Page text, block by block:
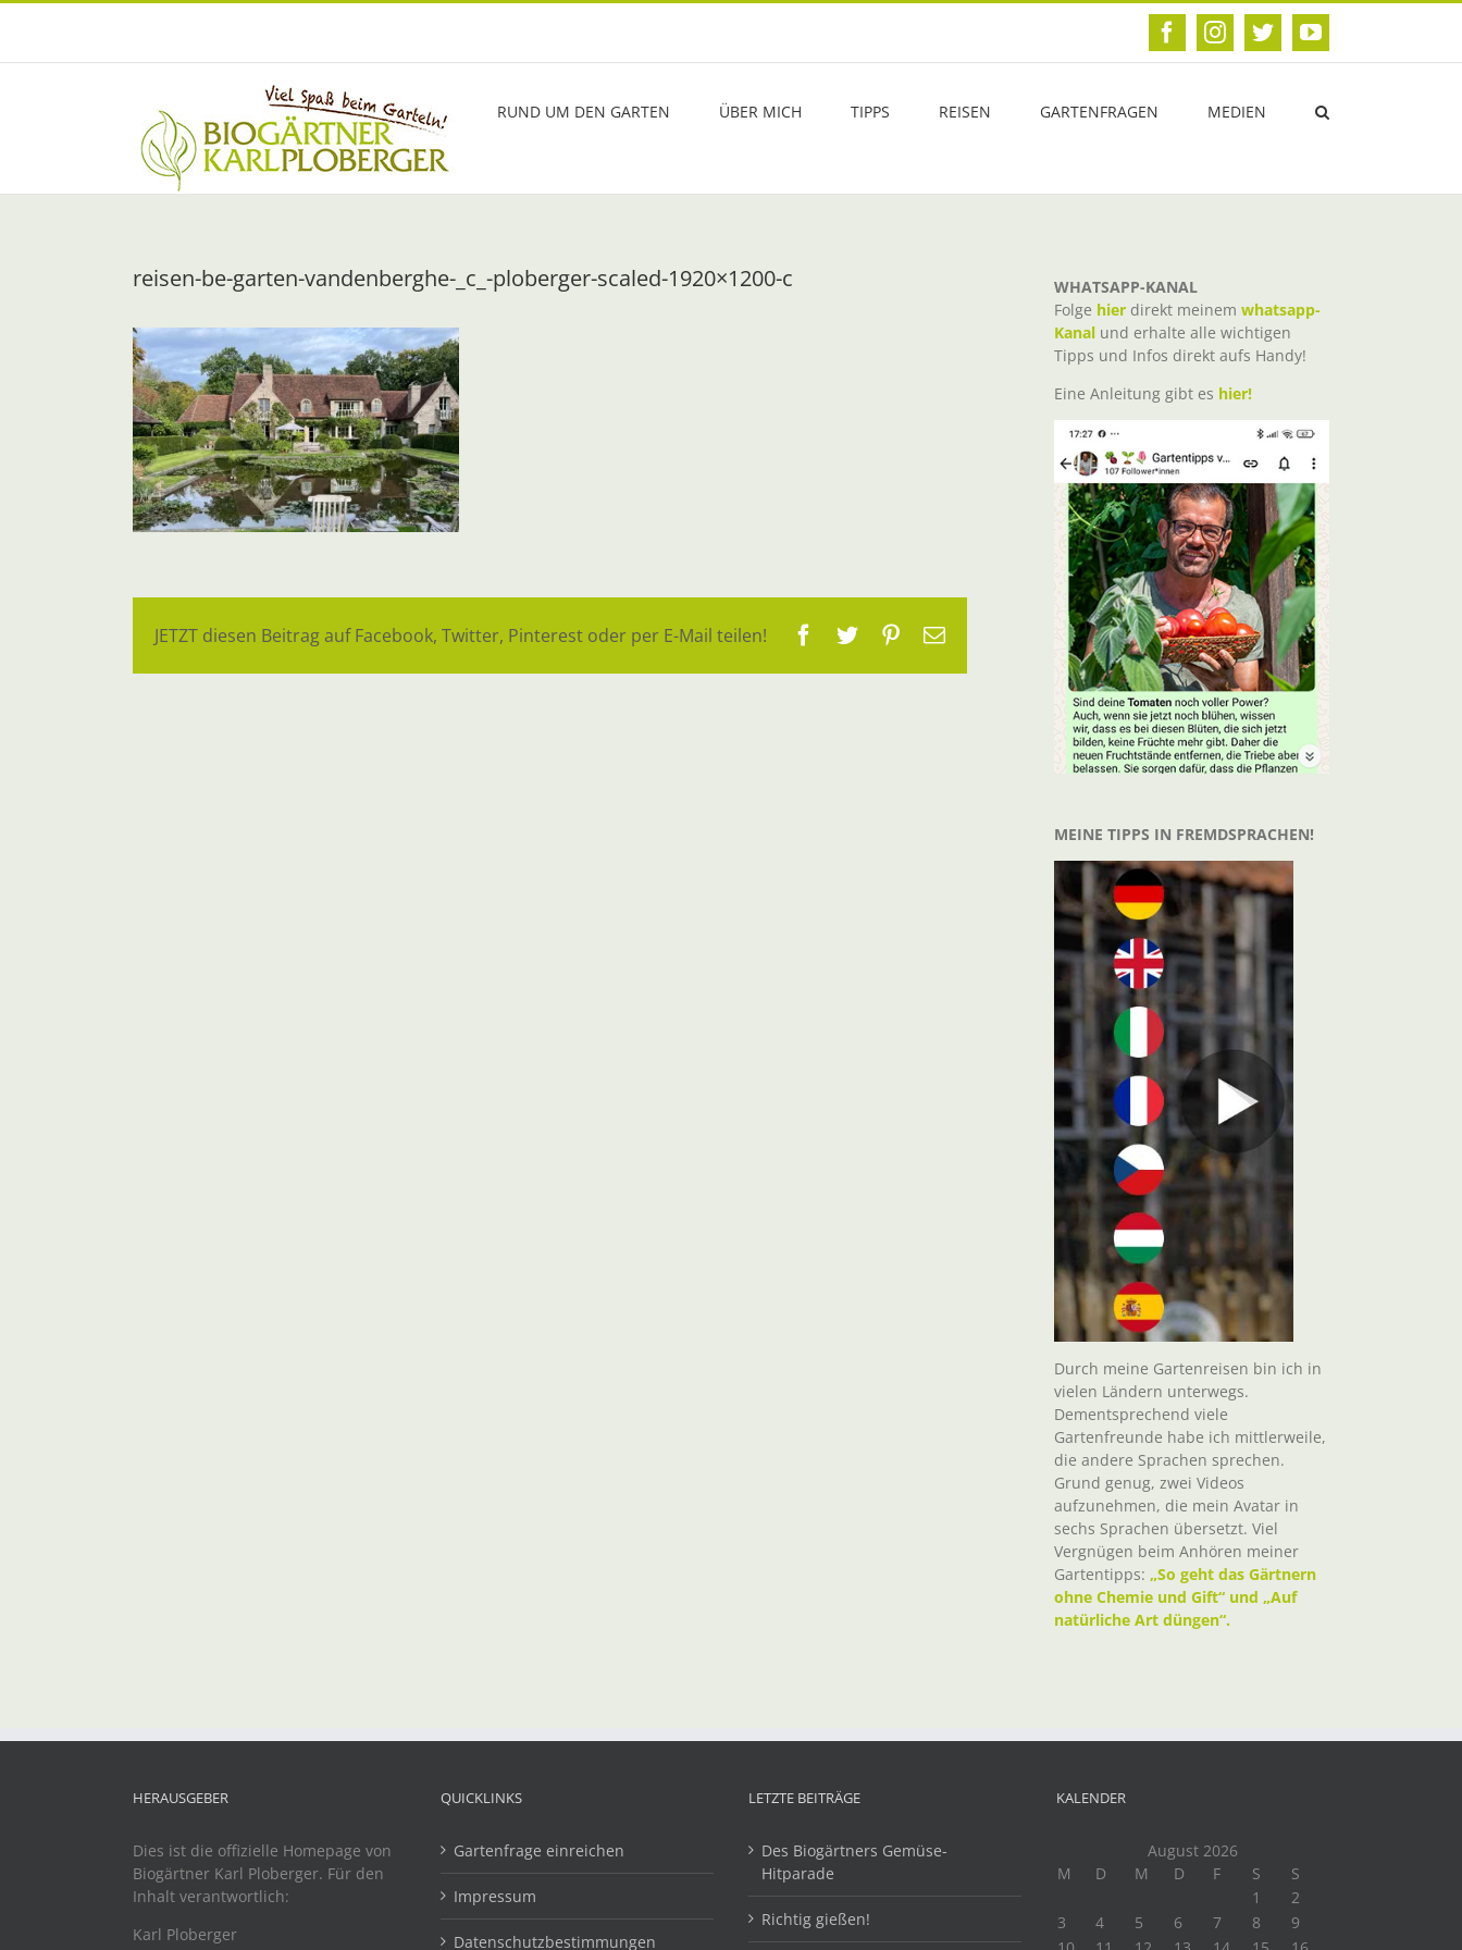
Zum
FacebookInstagram
TwitterYouTube
RUND UM DEN GARTEN ÜBER MICH TIPPS REISEN GARTENFRAGEN MEDIEN
reisen-be-garten-vandenberghe-_c_-ploberger-scaled-1920×1200-c
JETZT diesen Beitrag auf Facebook, Twitter, Pinterest oder per E-Mail teilen! Facebook
TwitterPinterest
E-
WHATSAPP-KANAL
Folge hier direkt meinem whatsapp-
Kanal und erhalte alle wichtigen
Tipps und Infos direkt aufs Handy!
Eine Anleitung gibt es hier!
MEINE TIPPS IN FREMDSPRACHEN!
Durch meine Gartenreisen bin ich in
vielen Ländern unterwegs.
Dementsprechend viele
Gartenfreunde habe ich mittlerweile,
die andere Sprachen sprechen.
Grund genug, zwei Videos
aufzunehmen, die mein Avatar in
sechs Sprachen übersetzt. Viel
Vergnügen beim Anhören meiner
Gartentipps: „So geht das Gärtnern
ohne Chemie und Gift“ und „Auf
natürliche Art düngen“.
HERAUSGEBER
Dies ist die offizielle Homepage von
Biogärtner Karl Ploberger. Für den
Inhalt verantwortlich:
Karl Ploberger
QUICKLINKS
Gartenfrage einreichen
Impressum
Datenschutzbestimmungen
LETZTE BEITRÄGE
Des Biogärtners Gemüse-
Hitparade
Richtig gießen!
KALENDER
August 2026
M
D M D F S
S
1
2
3
4 5 6 7 8
9